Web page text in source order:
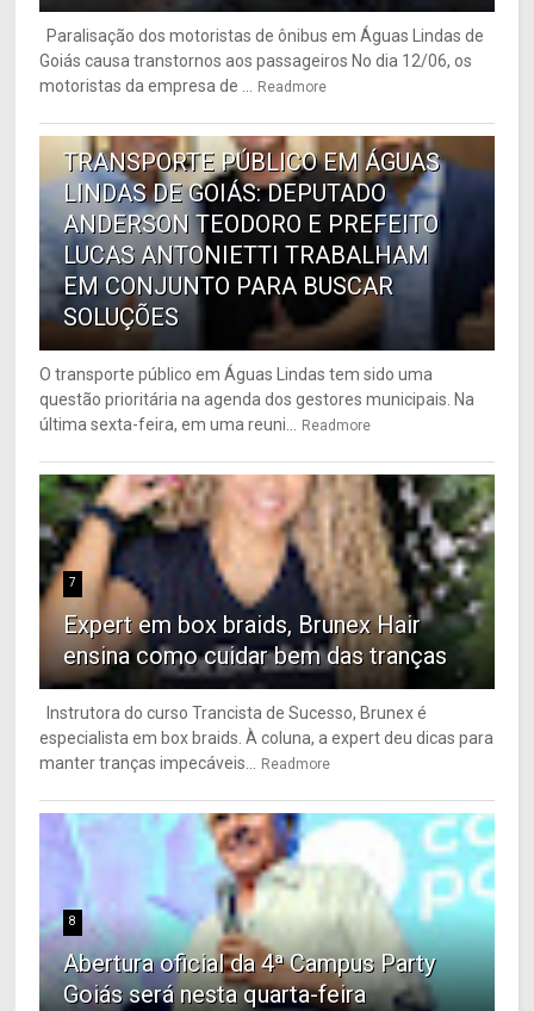
Paralisação dos motoristas de ônibus em Águas Lindas de
Goiás causa transtornos aos passageiros No dia 12/06, os
motoristas da empresa de ... Readmore
6
TRANSPORTE PÚBLICO EM ÁGUAS
LINDAS DE GOIÁS: DEPUTADO
ANDERSON TEODORO E PREFEITO
LUCAS ANTONIETTI TRABALHAM
EM CONJUNTO PARA BUSCAR
SOLUÇÕES
O transporte público em Águas Lindas tem sido uma
questão prioritária na agenda dos gestores municipais. Na
última sexta-feira, em uma reuni... Readmore
7
Expert em box braids, Brunex Hair
ensina como cuidar bem das tranças
Instrutora do curso Trancista de Sucesso, Brunex é
especialista em box braids. À coluna, a expert deu dicas para
manter tranças impecáveis... Readmore
8
Abertura oficial da 4ª Campus Party
Goiás será nesta quarta-feira